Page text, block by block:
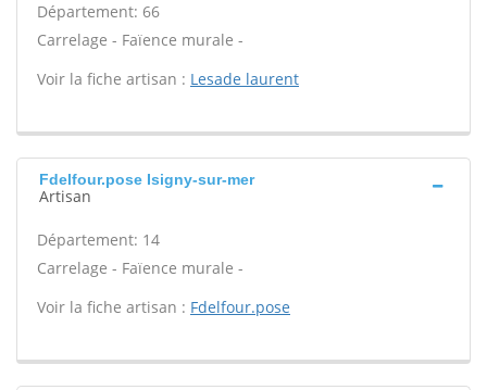
Département: 66
Carrelage - Faïence murale -
Voir la fiche artisan : Lesade laurent
Fdelfour.pose Isigny-sur-mer
Artisan
Département: 14
Carrelage - Faïence murale -
Voir la fiche artisan : Fdelfour.pose